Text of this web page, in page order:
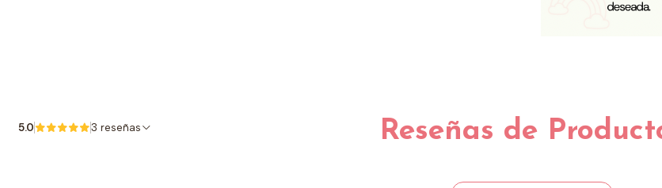
Reseñas de
5.0 3 reseñas